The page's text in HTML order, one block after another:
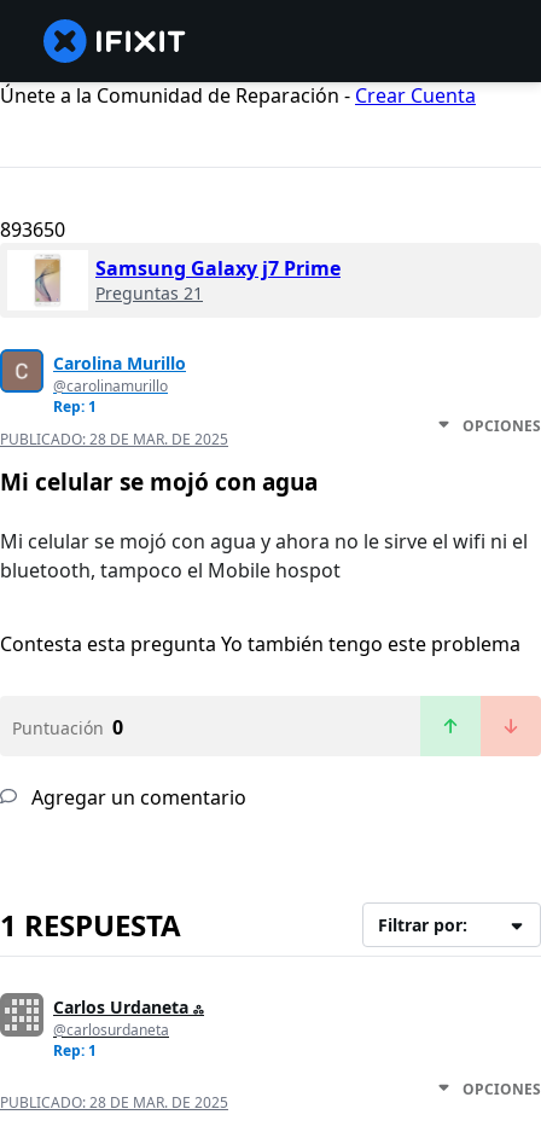
Únete a la Comunidad de Reparación - Crear Cuenta
893650
Samsung Galaxy j7 Prime
Preguntas 21
Carolina Murillo
@carolinamurillo
Rep: 1
PUBLICADO:28 DE MAR. DE 2025
OPCIONES
Mi celular se mojó con agua
Mi celular se mojó con agua y ahora no le sirve el wifi ni el
bluetooth, tampoco el Mobile hospot
Contesta esta pregunta Yo también tengo este problema
Puntuación 0
Agregar un comentario
1 RESPUESTA Filtrar por:
Carlos Urdaneta ஃ
@carlosurdaneta
Rep: 1
PUBLICADO:28 DE MAR. DE 2025
OPCIONES